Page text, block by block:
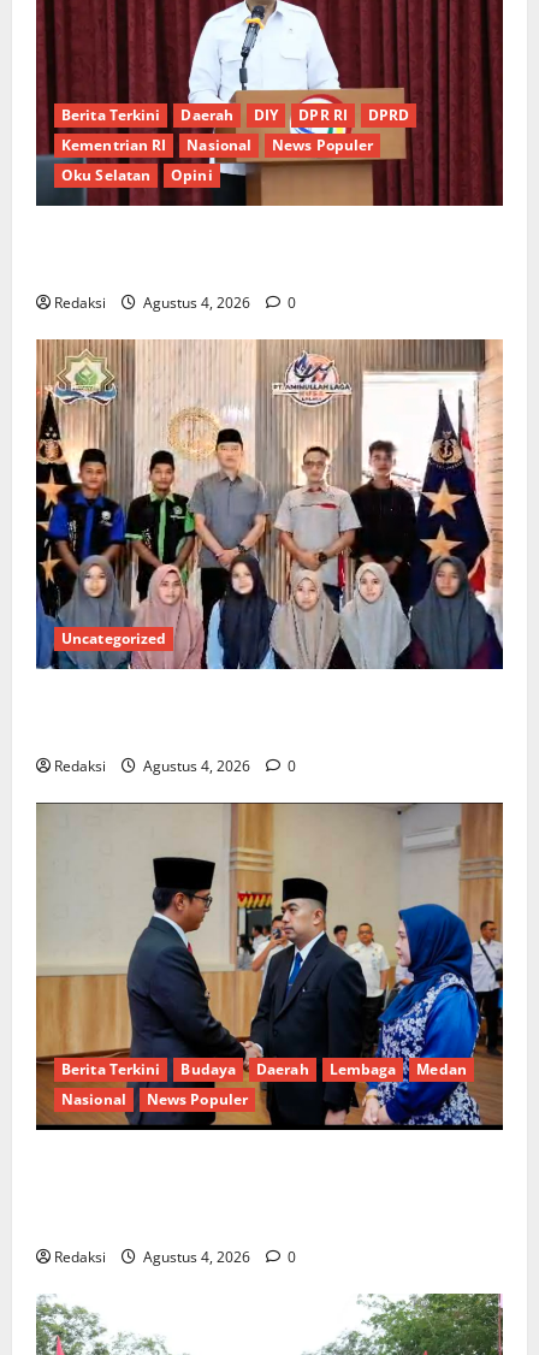
Berita Terkini Daerah DIY DPR RI
DPRD
Kementrian RI
Nasional
News Populer
Oku Selatan
Opini
Redaksi Agustus 4, 2026 0
Uncategorized
Redaksi Agustus 4, 2026 0
Berita Terkini Budaya Daerah Lembaga
Medan
Nasional
News Populer
Redaksi Agustus 4, 2026 0